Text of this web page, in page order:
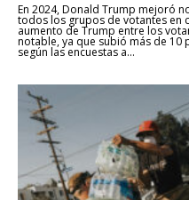
En 2024, Donald Trump mejoró
todos los grupos de votantes en
aumento de Trump entre los
notable, ya que subió más de 10
según las encuestas a...